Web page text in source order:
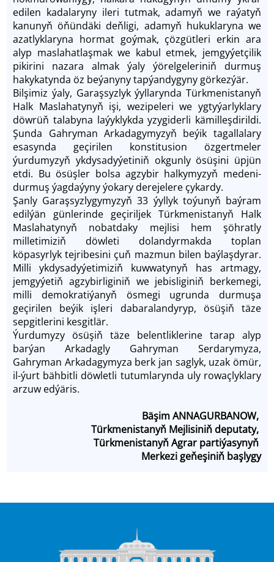
edilen kadalaryny ileri tutmak, adamyň we raýatyň
kanunyň öňündäki deňligi, adamyň hukuklaryna we
azatlyklaryna hormat goýmak, çözgütleri erkin ara
alyp maslahatlaşmak we kabul etmek, jemgyýetçilik
pikirini nazara almak ýaly ýörelgeleriniň durmuş
hakykatynda öz beýanyny tapýandygyny görkezýär.
Bilşimiz ýaly, Garaşsyzlyk ýyllarynda Türkmenistanyň
Halk Maslahatynyň işi, wezipeleri we ygtyýarlyklary
döwrüň talabyna laýyklykda yzygiderli kämilleşdirildi.
Şunda Gahryman Arkadagymyzyň beýik tagallalary
esasynda geçirilen konstitusion özgertmeler
ýurdumyzyň ykdysadyýetiniň okgunly ösüşini üpjün
etdi. Bu ösüşler bolsa agzybir halkymyzyň medeni-
durmuş ýagdaýyny ýokary derejelere çykardy.
Şanly Garaşsyzlygymyzyň 33 ýyllyk toýunyň baýram
edilýän günlerinde geçiriljek Türkmenistanyň Halk
Maslahatynyň nobatdaky mejlisi hem şöhratly
milletimiziň döwleti dolandyrmakda toplan
köpasyrlyk tejribesini çuň mazmun bilen baýlaşdyrar.
Milli ykdysadyýetimiziň kuwwatynyň has artmagy,
jemgyýetiň agzybirliginiň we jebisliginiň berkemegi,
milli demokratiýanyň ösmegi ugrunda durmuşa
geçirilen beýik işleri dabaralandyryp, ösüşiň täze
sepgitlerini kesgitlär.
Ýurdumyzy ösüşiň täze belentliklerine tarap alyp
barýan Arkadagly Gahryman Serdarymyza,
Gahryman Arkadagymyza berk jan saglyk, uzak ömür,
il-ýurt bähbitli döwletli tutumlarynda uly rowaçlyklary
arzuw edýäris.
Bäşim ANNAGURBANOW,
Türkmenistanyň Mejlisiniň deputaty,
Türkmenistanyň Agrar partiýasynyň
Merkezi geňeşiniň başlygy